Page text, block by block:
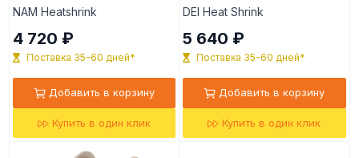
NAM Heatshrink
4 720 ₽
Поставка 35-60 дней*
Добавить в корзину
Купить в один клик
DEI Heat Shrink
5 640 ₽
Поставка 35-60 дней*
Добавить в корзину
Купить в один клик